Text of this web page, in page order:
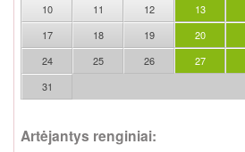
10
11 12 13
17
18 19 20
24
25 26 27
31
Artėjantys renginiai: